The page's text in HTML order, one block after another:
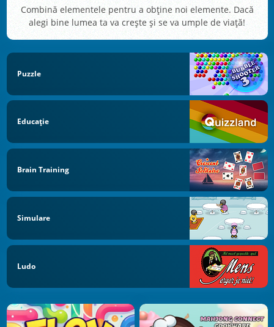
Combină elementele pentru a obține noi elemente. Dacă
alegi bine lumea ta va crește și se va umple de viață!
Puzzle
Educație
Brain Training
Simulare
Ludo